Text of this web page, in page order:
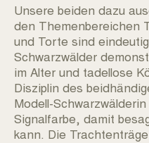
Unsere beiden dazu
den Themenbereichen
und Torte sind
Schwarzwälder
im Alter und tadellose
Disziplin des
Modell-
Signalfarbe, damit
kann. Die